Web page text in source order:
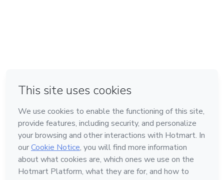
Feito com ❤ na Cidade do México
Conheça a Hotmart
Idioma